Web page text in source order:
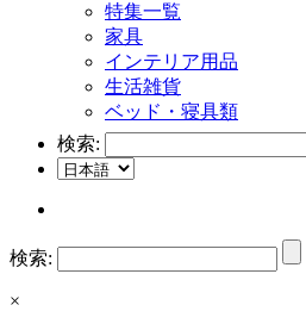
特集一覧
家具
インテリア用品
生活雑貨
ベッド・寝具類
検索:
検索:
×